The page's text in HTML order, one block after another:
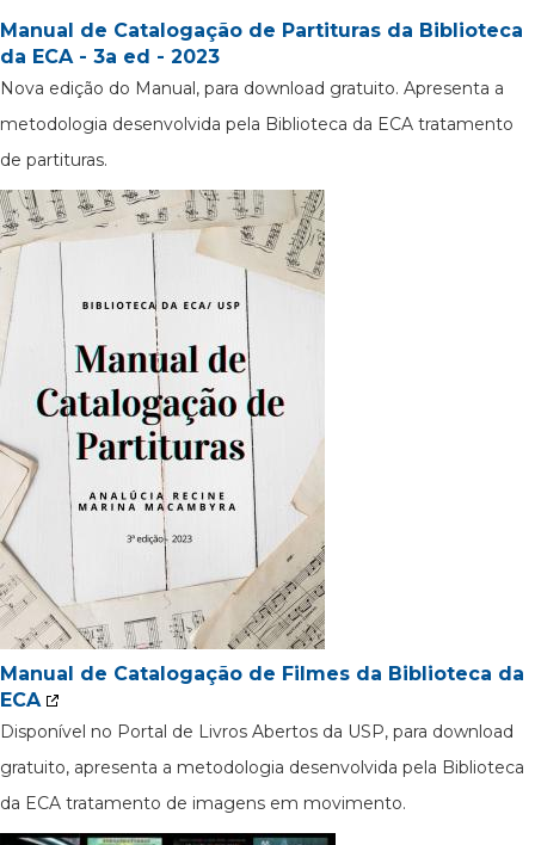
Manual de Catalogação de Partituras da Biblioteca
da ECA - 3a ed - 2023
Nova edição do Manual, para download gratuito. Apresenta a
metodologia desenvolvida pela Biblioteca da ECA tratamento
de partituras.
Manual de Catalogação de Filmes da Biblioteca da
ECA
Disponível no Portal de Livros Abertos da USP, para download
gratuito, apresenta a metodologia desenvolvida pela Biblioteca
da ECA tratamento de imagens em movimento.